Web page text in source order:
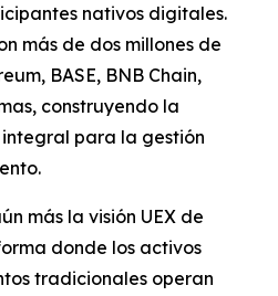
nativos digitales.
más de dos millones de
BASE, BNB Chain,
construyendo la
para la gestión
más la visión UEX de
donde los activos
tradicionales operan